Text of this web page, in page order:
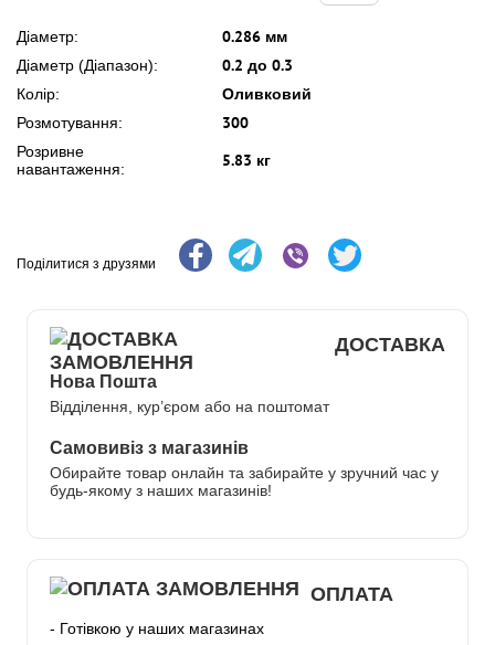
Діаметр: 0.286 мм
Діаметр (Діапазон): 0.2 до 0.3
Колір: Оливковий
Розмотування: 300
Розривне
навантаження:
5.83 кг
Поділитися з друзями
ДОСТАВКА
Нова Пошта
Відділення, кур’єром або на поштомат
Самовивіз з магазинів
Обирайте товар онлайн та забирайте у зручний час у
будь-якому з наших магазинів!
ОПЛАТА
- Готівкою у наших магазинах